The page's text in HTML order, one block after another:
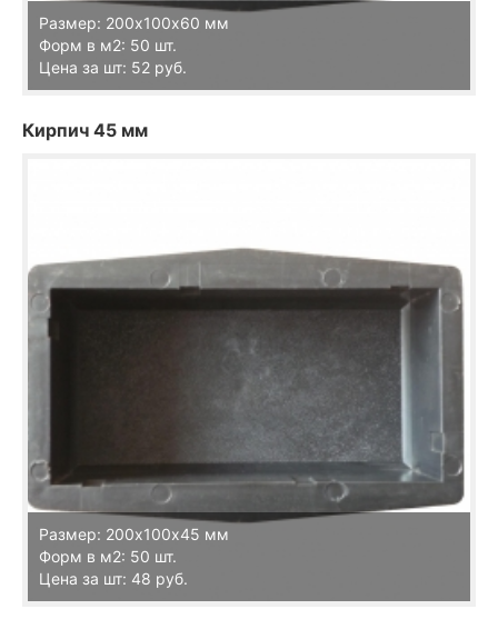
Размер: 200х100х60 мм
Форм в м2: 50 шт.
Цена за шт: 52 руб.
Кирпич 45 мм
Размер: 200х100х45 мм
Форм в м2: 50 шт.
Цена за шт: 48 руб.